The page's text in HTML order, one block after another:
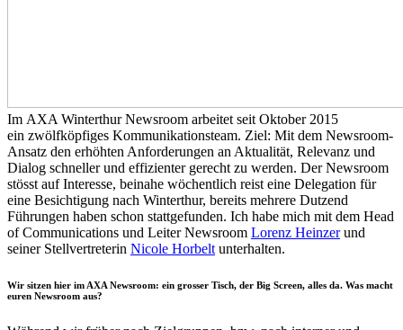
Im AXA Winterthur Newsroom arbeitet seit Oktober 2015
ein zwölfköpfiges Kommunikationsteam. Ziel: Mit dem Newsroom-
Ansatz den erhöhten Anforderungen an Aktualität, Relevanz und
Dialog schneller und effizienter gerecht zu werden. Der Newsroom
stösst auf Interesse, beinahe wöchentlich reist eine Delegation für
eine Besichtigung nach Winterthur, bereits mehrere Dutzend
Führungen haben schon stattgefunden. Ich habe mich mit dem Head
of Communications und Leiter Newsroom Lorenz Heinzerund
seiner Stellvertreterin Nicole Horbelt unterhalten.
Wir sitzen hier im AXA Newsroom: ein grosser Tisch, der Big Screen, alles da. Was macht
euren Newsroom aus?